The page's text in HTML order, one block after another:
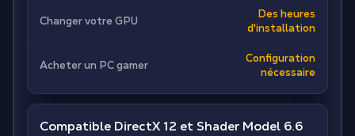
Changer votre GPU
Des heures
d'installation
Acheter un PC gamer
Configuration
nécessaire
Compatible DirectX 12 et Shader Model 6.6